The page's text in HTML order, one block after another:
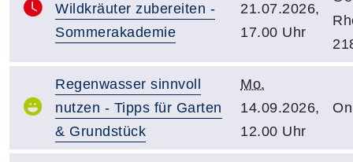
Wildkräuter zubereiten -
Sommerakademie
21.07.2026,
17.00 Uhr
Regenwasser sinnvoll
nutzen - Tipps für Garten
& Grundstück
Mo.
14.09.2026,
12.00 Uhr